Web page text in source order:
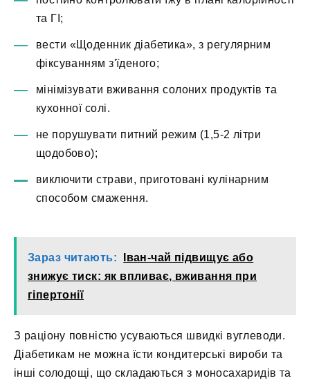
та ГІ;
вести «Щоденник діабетика», з регулярним
фіксуванням з'їденого;
мінімізувати вживання солоних продуктів та
кухонної солі.
не порушувати питний режим (1,5-2 літри
щодобово);
виключити страви, приготовані кулінарним
способом смаження.
Зараз читають:
Іван-чай підвищує або
знижує тиск: як впливає, вживання при
гіпертонії
З раціону повністю усуваються швидкі вуглеводи.
Діабетикам не можна їсти кондитерські вироби та
інші солодощі, що складаються з моносахаридів та